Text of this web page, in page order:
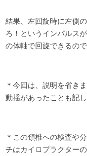
結果、左回旋時に左側
ろ！というインパルス
の体軸で回旋できるの
＊今回は、説明を省き
動揺があったことも記し
＊この頚椎への検査や
チはカイロプラクター